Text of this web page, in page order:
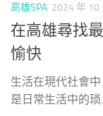
高雄SPA 2024 年 10
在高雄尋找
愉快
生活在現代社會
是日常生活中的琐